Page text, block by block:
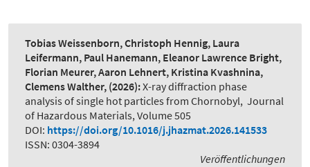
Tobias Weissenborn, Christoph Hennig, Laura
Leifermann, Paul Hanemann, Eleanor Lawrence Bright,
Florian Meurer, Aaron Lehnert, Kristina Kvashnina,
Clemens Walther, (2026):X-ray diffraction phase
analysis of single hot particles from Chornobyl, Journal
of Hazardous Materials, Volume 505
DOI: https://doi.org/10.1016/j.jhazmat.2026.141533
ISSN: 0304-3894
Veröffentlichungen